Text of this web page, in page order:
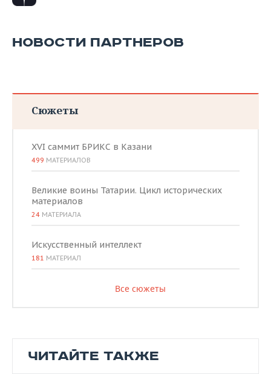
НОВОСТИ ПАРТНЕРОВ
Сюжеты
XVI саммит БРИКС в Казани
499 МАТЕРИАЛОВ
Великие воины Татарии. Цикл исторических
материалов
24 МАТЕРИАЛА
Искусственный интеллект
181 МАТЕРИАЛ
Все сюжеты
ЧИТАЙТЕ ТАКЖЕ